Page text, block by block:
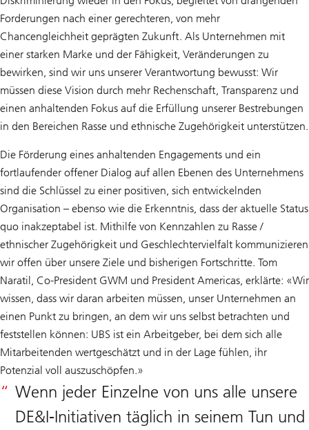
Forderungen nach einer gerechteren, von mehr
Chancengleichheit geprägten Zukunft. Als Unternehmen mit
einer starken Marke und der Fähigkeit, Veränderungen zu
bewirken, sind wir uns unserer Verantwortung bewusst: Wir
müssen diese Vision durch mehr Rechenschaft, Transparenz und
einen anhaltenden Fokus auf die Erfüllung unserer Bestrebungen
in den Bereichen Rasse und ethnische Zugehörigkeit unterstützen.
Die Förderung eines anhaltenden Engagements und ein
fortlaufender offener Dialog auf allen Ebenen des Unternehmens
sind die Schlüssel zu einer positiven, sich entwickelnden
Organisation – ebenso wie die Erkenntnis, dass der aktuelle Status
quo inakzeptabel ist. Mithilfe von Kennzahlen zu Rasse /
ethnischer Zugehörigkeit und Geschlechtervielfalt kommunizieren
wir offen über unsere Ziele und bisherigen Fortschritte. Tom
Naratil, Co-President GWM und President Americas, erklärte: «Wir
wissen, dass wir daran arbeiten müssen, unser Unternehmen an
einen Punkt zu bringen, an dem wir uns selbst betrachten und
feststellen können: UBS ist ein Arbeitgeber, bei dem sich alle
Mitarbeitenden wertgeschätzt und in der Lage fühlen, ihr
Potenzial voll auszuschöpfen.»
Wenn jeder Einzelne von uns alle unsere
DE&I-Initiativen täglich in seinem Tun und